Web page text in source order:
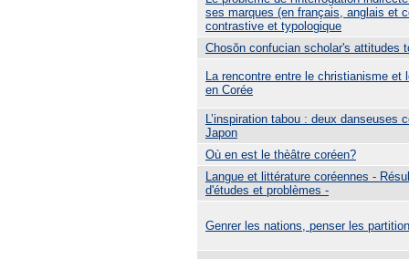
ses marques (en français, anglais et
contrastive et typologique
Chosŏn confucian scholar's attitudes
La rencontre entre le christianisme et
en Corée
L’inspiration tabou : deux danseuses
Japon
Où en est le thèâtre coréen?
Langue et littérature coréennes -
d'études et problèmes -
Genrer les nations, penser les